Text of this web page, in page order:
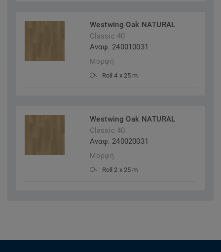
Westwing Oak NATURAL
Classic 40
Αναφ. 240010031
Μορφή
Roll 4 x 25 m
Westwing Oak NATURAL
Classic 40
Αναφ. 240020031
Μορφή
Roll 2 x 25 m